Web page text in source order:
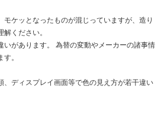
ケッとなったものが混じっていますが、造り
ください。
があります。 為替の変動やメーカーの諸事情
。
ディスプレイ画面等で色の見え方が若干違い